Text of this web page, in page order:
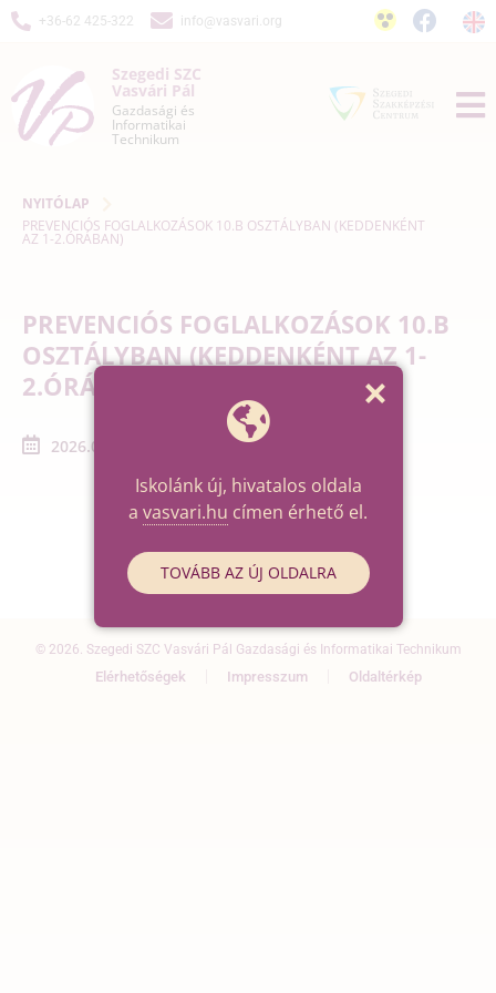
+36-62 425-322 info@vasvari.org
Szegedi SZC
Vasvári Pál
Gazdasági és
Informatikai
Technikum
NYITÓLAP
PREVENCIÓS FOGLALKOZÁSOK 10.B OSZTÁLYBAN (KEDDENKÉNT
AZ 1-2.ÓRÁBAN)
PREVENCIÓS FOGLALKOZÁSOK 10.B
OSZTÁLYBAN (KEDDENKÉNT AZ 1-
2.ÓRÁBAN)
2026.02.24. - 2026.03.17.
© 2026. Szegedi SZC Vasvári Pál Gazdasági és Informatikai Technikum
Elérhetőségek Impresszum Oldaltérkép
Iskolánk új, hivatalos oldala
a vasvari.hu címen érhető el.
TOVÁBB AZ ÚJ OLDALRA